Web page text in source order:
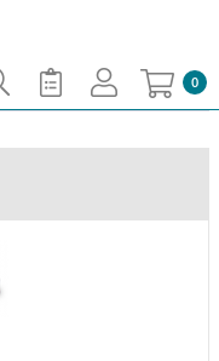
0